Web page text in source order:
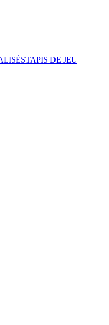
TAPIS DE JEU